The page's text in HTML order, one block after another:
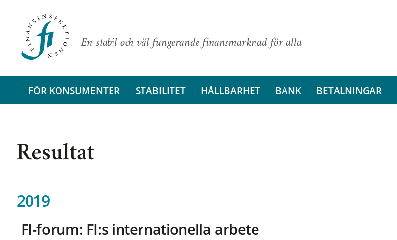
En stabil och väl fungerande finansmarknad för alla
FÖR KONSUMENTER STABILITET HÅLLBARHET BANK BETALNINGAR
Resultat
2019
FI-forum: FI:s internationella arbete